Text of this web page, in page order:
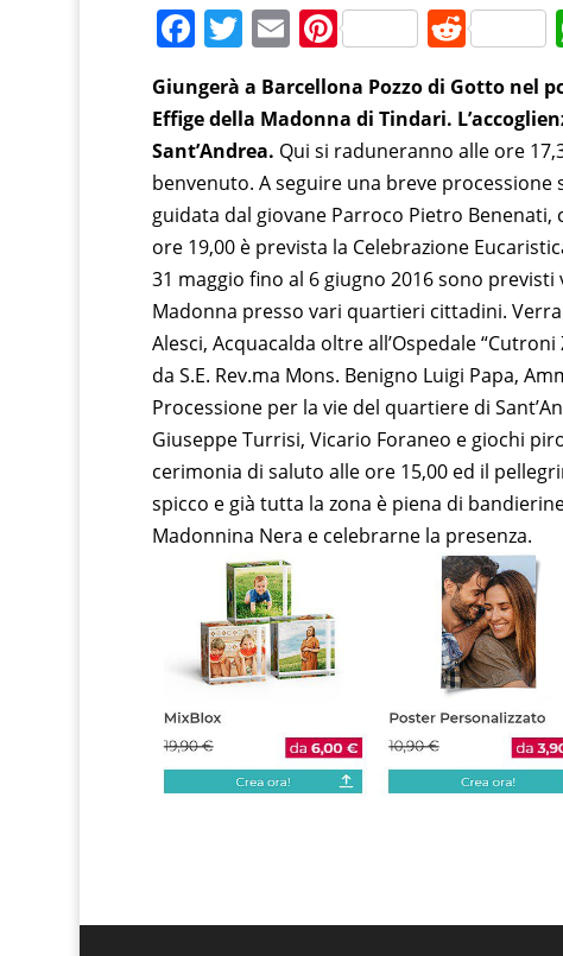
F
c
e
b
o
o
k
T
w
itt
er
E
m
ai
l
Pi
nt
er
e
st
R
d
di
t
Giungerà a Barcellona Pozzo di Gotto nel
Effige della Madonna di Tindari.
Sant’Andrea. Qui si raduneranno alle ore
benvenuto. A seguire una breve processione
guidata dal giovane Parroco Pietro
ore 19,00 è prevista la Celebrazione
31 maggio fino al 6 giugno 2016 sono
Madonna presso vari quartieri cittadini.
Alesci, Acquacalda oltre all’Ospedale
da S.E. Rev.ma Mons. Benigno Luigi Papa,
Processione per la vie del quartiere di
Giuseppe Turrisi, Vicario Foraneo e giochi
cerimonia di saluto alle ore 15,00 ed il
spicco e già tutta la zona è piena di
Madonnina Nera e celebrarne la presenza.